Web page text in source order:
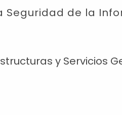
Seguridad de la
y Servicios